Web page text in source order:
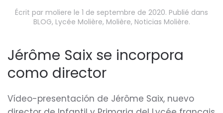
Écrit par moliere le 1 de septembre de 2020. Publié dans
BLOG, Lycée Molière, Molière, Noticias Molière.
Jérôme Saix se incorpora
como director
Vídeo-presentación de Jérôme Saix, nuevo